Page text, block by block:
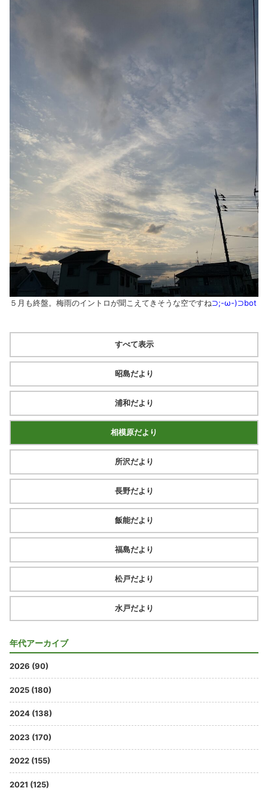
５月も終盤。梅雨のイントロが聞こえてきそうな空ですね⊃;-ω-)⊃bot
すべて表示
昭島だより
浦和だより
相模原だより
所沢だより
長野だより
飯能だより
福島だより
松戸だより
水戸だより
年代アーカイブ
2026 (90)
2025 (180)
2024 (138)
2023 (170)
2022 (155)
2021 (125)